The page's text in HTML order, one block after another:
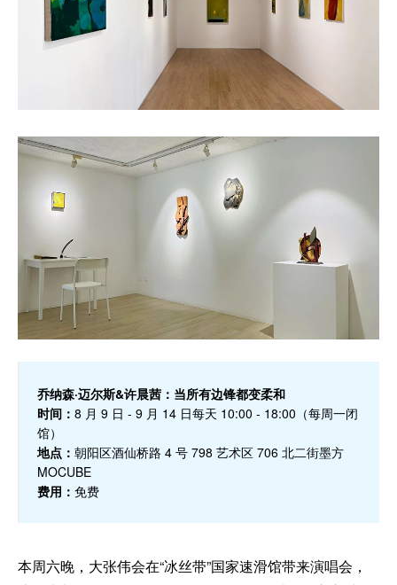
乔纳森·迈尔斯&许晨茜：当所有边锋都变柔和
时间： 8 月 9 日 - 9 月 14 日每天 10:00 - 18:00（每周一闭
馆）
地点： 朝阳区酒仙桥路 4 号 798 艺术区 706 北二街墨方
MOCUBE
费用： 免费
本周六晚，大张伟会在“冰丝带”国家速滑馆带来演唱会，